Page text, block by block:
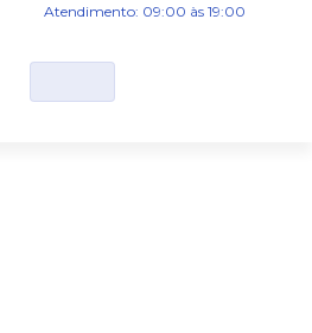
Atendimento: 09:00 às 19:00